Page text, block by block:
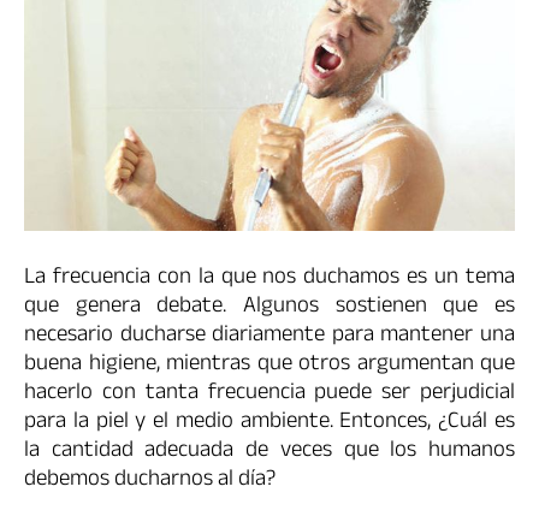
La frecuencia con la que nos duchamos es un tema
que genera debate. Algunos sostienen que es
necesario ducharse diariamente para mantener una
buena higiene, mientras que otros argumentan que
hacerlo con tanta frecuencia puede ser perjudicial
para la piel y el medio ambiente. Entonces, ¿Cuál es
la cantidad adecuada de veces que los humanos
debemos ducharnos al día?